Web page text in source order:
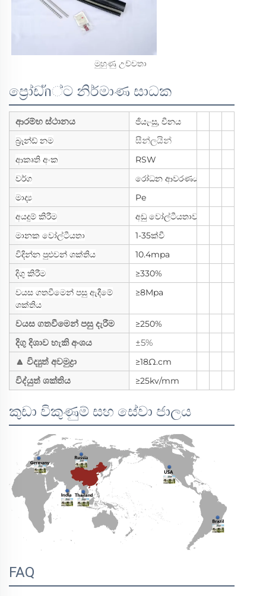
මුහුණු උච්චතා
ප්‍රෝඩัก්ට නිර්මාණ සාධක
ආරම්භ ස්ථානය
ජියැංසු, චීනය
බ්‍රෑන්ඩ් නම
සීන්ලයින්
ආකෘති අංක
RSW
වර්ග
රෝධන ආවරණය
මාද්‍ය
Pe
අයදුම් කිරීම
අඩු වෝල්ටීයතාව
මානක වෝල්ටීයතා
1-35ක්වී
විදින්න පුළුවන් ශක්තිය
10.4mpa
දිගු කිරීම
≥330%
වයස ගතවීමෙන් පසු ඇදීමේ
ශක්තිය
≥8Mpa
වයස ගතවීමෙන් පසු දැරීම ≥250%
දිගු දිශාව හැකි අංශය
±5%
🔼 විද්‍යුත් අවමුද්‍රා
≥18Ω.cm
විද්යුත් ශක්තිය ≥25kv/mm
කුඩා විකුණුම් සහ සේවා ජාලය
FAQ